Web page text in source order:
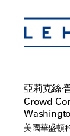
亞莉克絲·
Crowd
美國華盛頓